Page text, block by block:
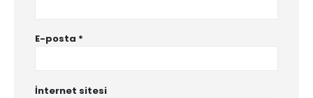
E-posta *
İnternet sitesi